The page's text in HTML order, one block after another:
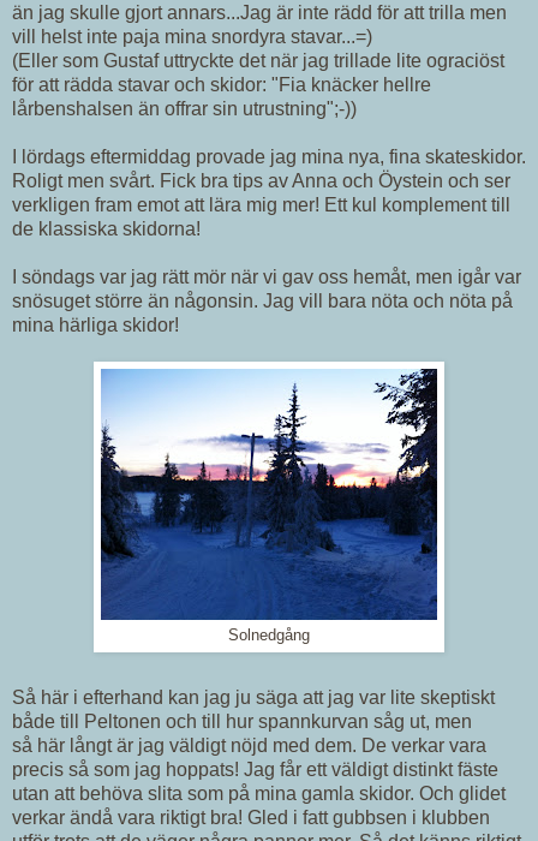
än jag skulle gjort annars...Jag är inte rädd för att trilla men
vill helst inte paja mina snordyra stavar...=)
(Eller som Gustaf uttryckte det när jag trillade lite ograciöst
för att rädda stavar och skidor: "Fia knäcker hellre
lårbenshalsen än offrar sin utrustning";-))
I lördags eftermiddag provade jag mina nya, fina skateskidor.
Roligt men svårt. Fick bra tips av Anna och Öystein och ser
verkligen fram emot att lära mig mer! Ett kul komplement till
de klassiska skidorna!
I söndags var jag rätt mör när vi gav oss hemåt, men igår var
snösuget större än någonsin. Jag vill bara nöta och nöta på
mina härliga skidor!
Solnedgång
Så här i efterhand kan jag ju säga att jag var lite skeptiskt
både till Peltonen och till hur spannkurvan såg ut, men
så här långt är jag väldigt nöjd med dem. De verkar vara
precis så som jag hoppats! Jag får ett väldigt distinkt fäste
utan att behöva slita som på mina gamla skidor. Och glidet
verkar ändå vara riktigt bra! Gled i fatt gubbsen i klubben